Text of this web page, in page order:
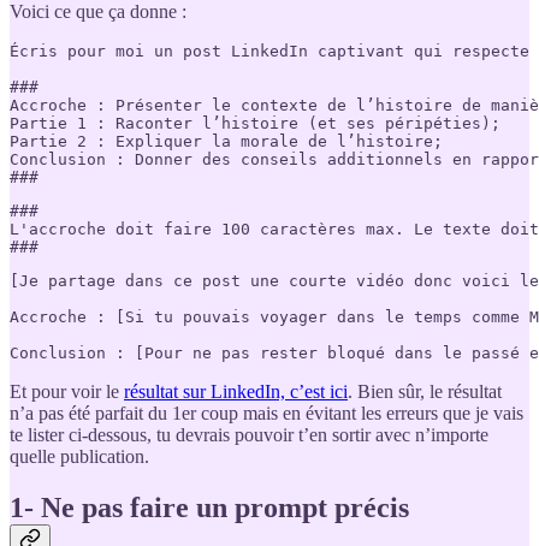
Voici ce que ça donne :
Écris pour moi un post LinkedIn captivant qui
###
Accroche : Présenter le contexte de l’histoire de
Partie 1 : Raconter l’histoire (et ses péripéties);
Partie 2 : Expliquer la morale de l’histoire;
Conclusion : Donner des conseils additionnels en
###
###
L'accroche doit faire 100 caractères max. Le texte
###
[Je partage dans ce post une courte vidéo donc voici
Accroche : [Si tu pouvais voyager dans le temps
Conclusion : [Pour ne pas rester bloqué dans le
Et pour voir le résultat sur LinkedIn, c’est ici. Bien sûr, le résultat
n’a pas été parfait du 1er coup mais en évitant les erreurs que je vais
te lister ci-dessous, tu devrais pouvoir t’en sortir avec n’importe
quelle publication.
1- Ne pas faire un prompt précis